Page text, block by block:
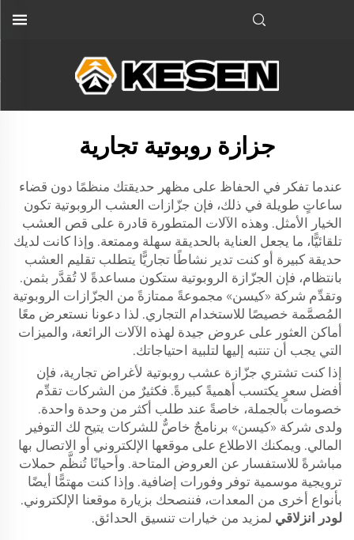
جزازة روبوتية تجارية
عندما تفكر في الحفاظ على مظهر حديقتك منظمًا دون قضاء
ساعاتٍ طويلة في ذلك، فإن جزّازات العشب الروبوتية تكون
الخيار الأمثل. وهذه الآلات المتطورة قادرة على قص العشب
تلقائيًّا، ما يجعل العناية بالحديقة سهلة وممتعة. وإذا كانت لديك
حديقة كبيرة أو كنت تدير نشاطًا تجاريًّا يتطلب تقليم العشب
بانتظام، فإن الجزّازة الروبوتية ستكون مساعدةً لا تُقدَّر بثمن.
وتقدِّم شركة «كيسن» مجموعةً ممتازةً من الجزّازات الروبوتية
المُصمَّمة خصيصًا للاستخدام التجاري. لذا دعونا نستعرض معًا
أماكن العثور على عروض جيدة لهذه الآلات الرائعة، والميزات
التي يجب أن تنتبه إليها لتلبية احتياجاتك.
إذا كنت تشتري جزّازة عشب روبوتية لأغراض تجارية، فإن
أفضل سعرٍ يكتسب أهميةً كبيرةً. فكثيرٌ من الشركات تقدِّم
خصومات بالجملة، خاصةً عند طلب أكثر من وحدة واحدة.
ولدى شركة «كيسن» برنامجٌ خاصٌّ للشركات يتيح لك التوفير
المالي. ويمكنك الاطلاع على موقعها الإلكتروني أو الاتصال بها
مباشرةً للاستفسار عن العروض المتاحة. وأحيانًا تُنظَّم حملات
ترويجية موسمية توفر وفورات إضافية. وإذا كنت مهتمًّا أيضًا
بأنواع أخرى من المعدات، فننصحك بزيارة موقعنا الإلكتروني.
لودر انزلاقي لمزيد من خيارات تنسيق الحدائق.